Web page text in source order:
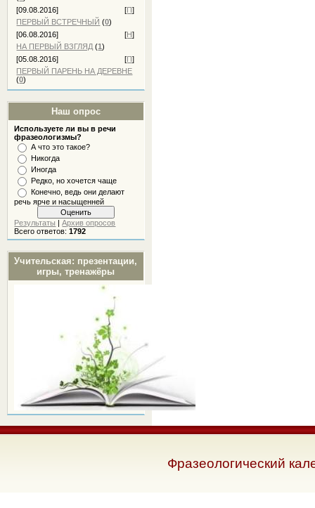
[09.08.2016]
[П]
ПЕРВЫЙ ВСТРЕЧНЫЙ (0)
[06.08.2016]
[Н]
НА ПЕРВЫЙ ВЗГЛЯД (1)
[05.08.2016]
[П]
ПЕРВЫЙ ПАРЕНЬ НА ДЕРЕВНЕ
(0)
Наш опрос
Используете ли вы в речи
фразеологизмы?
А что это такое?
Никогда
Иногда
Редко, но хочется чаще
Конечно, ведь они делают
речь ярче и насыщенней
Результаты |Архив опросов
Всего ответов:1792
Учительская: презентации,
игры, тренажёры
Фразеологический